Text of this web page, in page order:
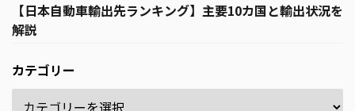
【日本自動車輸出先ランキング】主要10カ国と輸出状況を
解説
カテゴリー